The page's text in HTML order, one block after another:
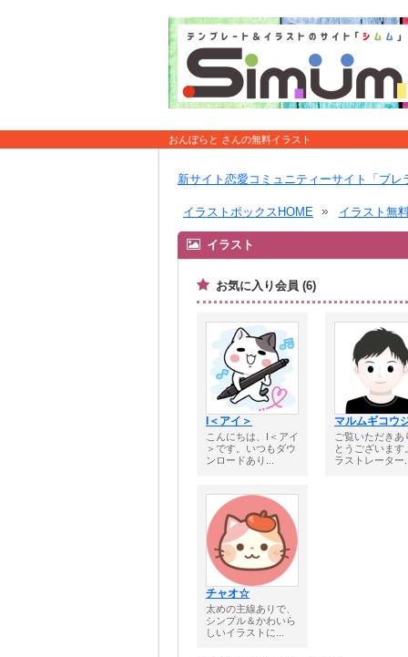
おんぼらと さんの無料イラスト
新サイト恋愛コミュニティーサイト「ブレ
イラストボックスHOME イラスト無
イラスト
お気に入り会員 (6)
I＜アイ＞
こんにちは、I＜アイ
＞です。いつもダウ
ンロードあり...
マルムギコウ
ご覧いただきあ
とうございます
ラストレーター
チャオ☆
太めの主線ありで、
シンプル＆かわいら
しいイラストに...